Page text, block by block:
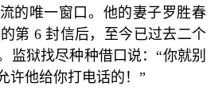
的唯一窗口。他的妻子罗胜春
第 6封信后，至今已过去二个
监狱找尽种种借口说：“你就别
许他给你打电话的！ ”